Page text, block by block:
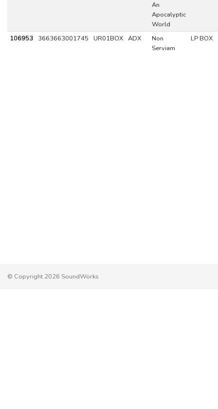
An
Apocalyptic
World
106953 3663663001745 UR01BOX ADX
Non
Serviam
LP BOX
© Copyright 2026 SoundWorks